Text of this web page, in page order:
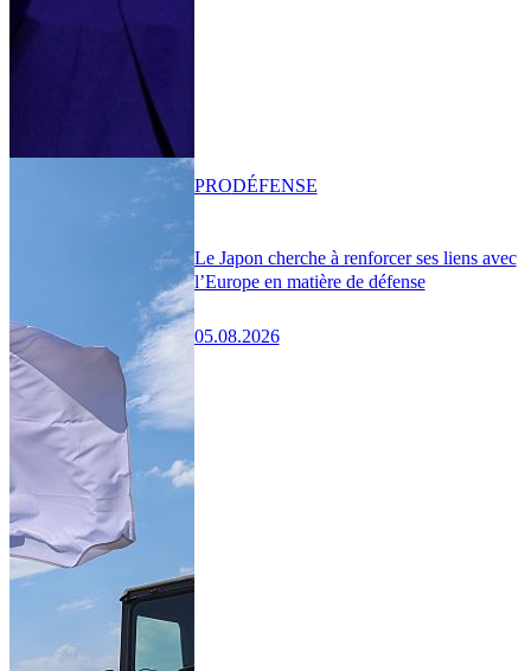
Le Japon cherche à renforcer ses liens avec
l’Europe en matière de défense
05.08.2026
PRODÉFENSE